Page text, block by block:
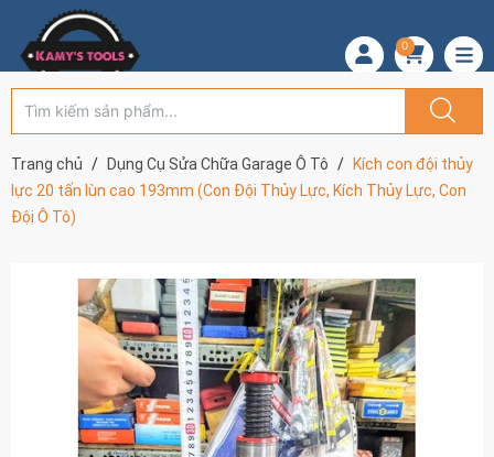
0
Trang chủ Dụng Cụ Sửa Chữa Garage Ô Tô
Kích con đội thủy
lực 20 tấn lùn cao 193mm (Con Đội Thủy Lực, Kích Thủy Lực, Con
Đội Ô Tô)